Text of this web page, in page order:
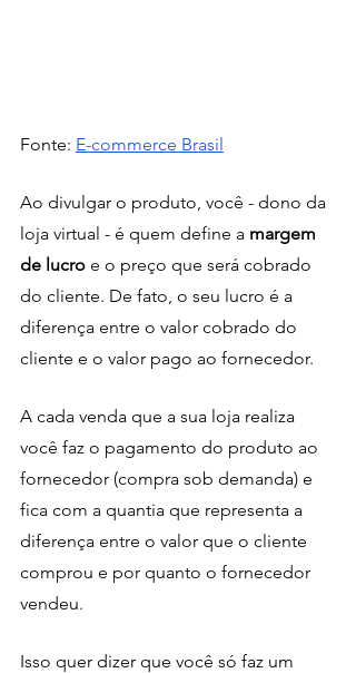
Fonte: E-commerce Brasil
Ao divulgar o produto, você - dono da
loja virtual - é quem define a margem
de lucro e o preço que será cobrado
do cliente. De fato, o seu lucro é a
diferença entre o valor cobrado do
cliente e o valor pago ao fornecedor.
A cada venda que a sua loja realiza
você faz o pagamento do produto ao
fornecedor (compra sob demanda) e
fica com a quantia que representa a
diferença entre o valor que o cliente
comprou e por quanto o fornecedor
vendeu.
Isso quer dizer que você só faz um